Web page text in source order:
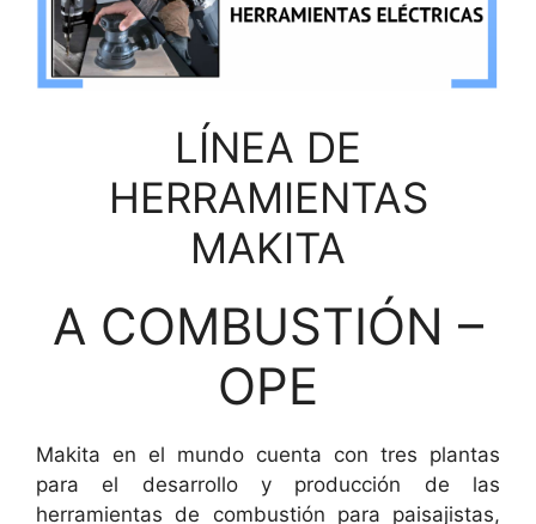
LÍNEA DE
HERRAMIENTAS
MAKITA
A COMBUSTIÓN –
OPE
Makita en el mundo cuenta con tres plantas
para el desarrollo y producción de las
herramientas de combustión para paisajistas,